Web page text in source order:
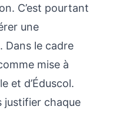
C’est pourtant
une
Dans le cadre
mise à
et d’Éduscol.
justifier chaque